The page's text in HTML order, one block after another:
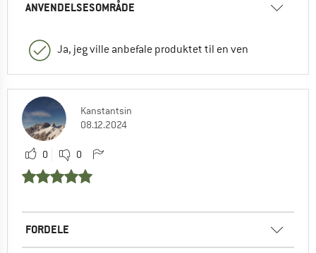
ANVENDELSESOMRÅDE
Ja, jeg ville anbefale produktet til en ven
Kanstantsin
08.12.2024
0 0
FORDELE